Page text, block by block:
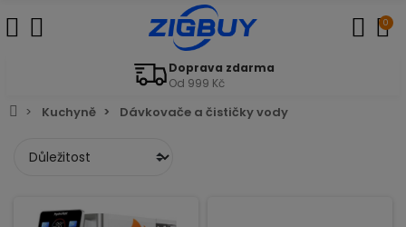
0
Doprava zdarma
Od 999 Kč
Kuchyně Dávkovače a čističky vody